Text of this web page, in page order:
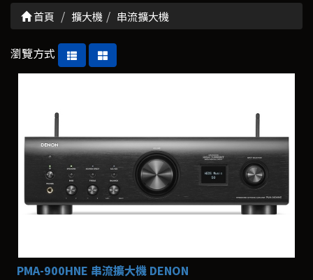
首頁 擴大機 串流擴大機
瀏覽方式
PMA-900HNE 串流擴大機 DENON